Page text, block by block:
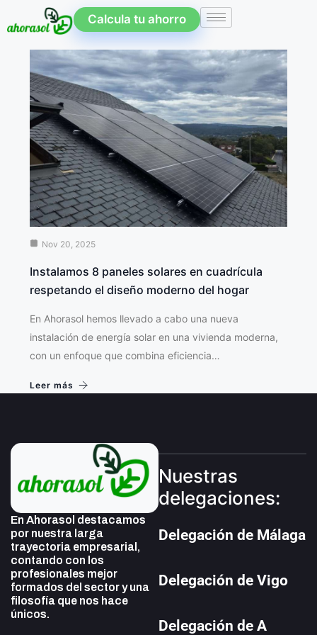
Calcula tu ahorro
Nov 20, 2025
Instalamos 8 paneles solares en cuadrícula
respetando el diseño moderno del hogar
En Ahorasol hemos llevado a cabo una nueva
instalación de energía solar en una vivienda moderna,
con un enfoque que combina eficiencia…
Leer más
En Ahorasol destacamos
por nuestra larga
trayectoria empresarial,
contando con los
profesionales mejor
formados del sector y una
filosofía que nos hace
únicos.
Nuestras
delegaciones:
Delegación de Málaga
Delegación de Vigo
Delegación de A